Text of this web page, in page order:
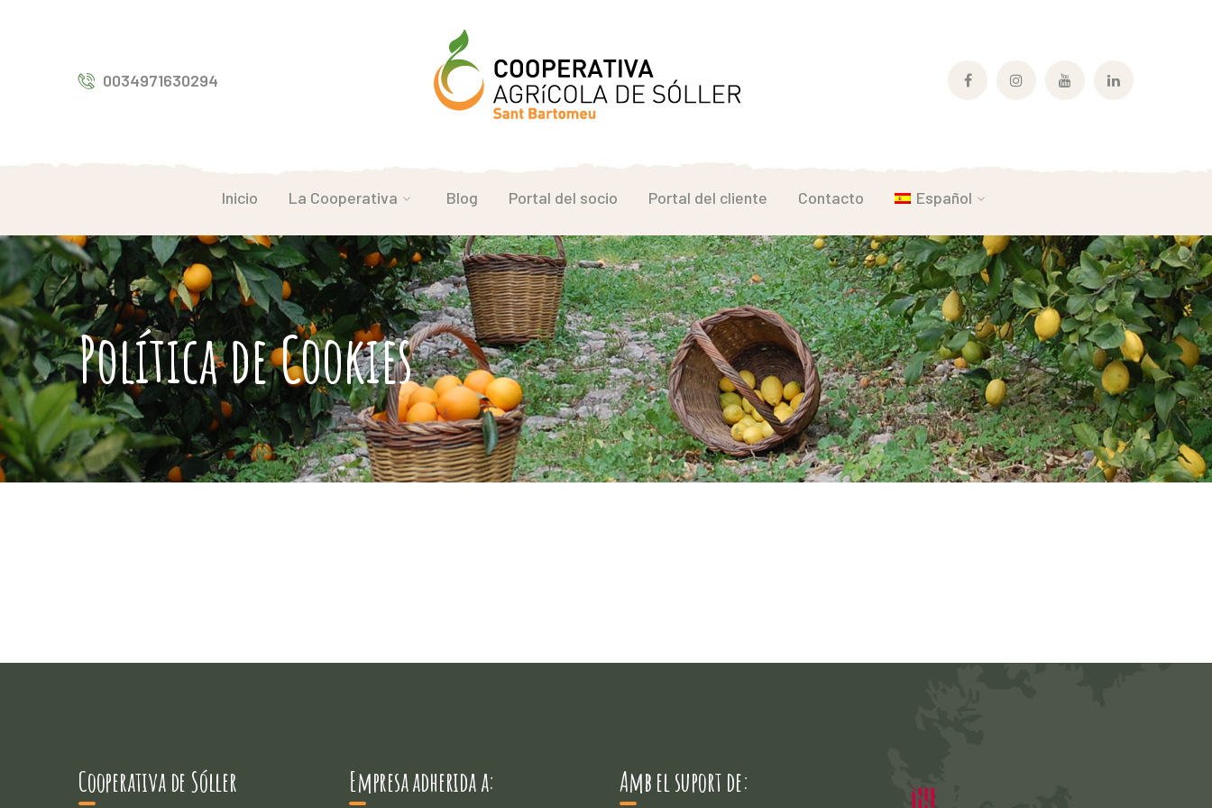
0034971630294 FacebookInstagramYoutubeLinkedIn
Inicio La Cooperativa Blog Portal del socio Portal del cliente Contacto Español
Política de Cookies
Cooperativa de Sóller Empresa adherida a: Amb el suport de: